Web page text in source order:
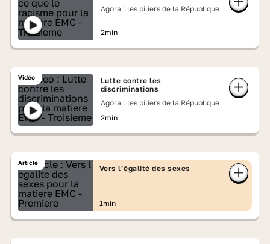
Agora : les piliers de la République
2min
Vidéo
Lutte contre les
discriminations
Agora : les piliers de la République
2min
Article
Vers l’égalité des sexes
1min